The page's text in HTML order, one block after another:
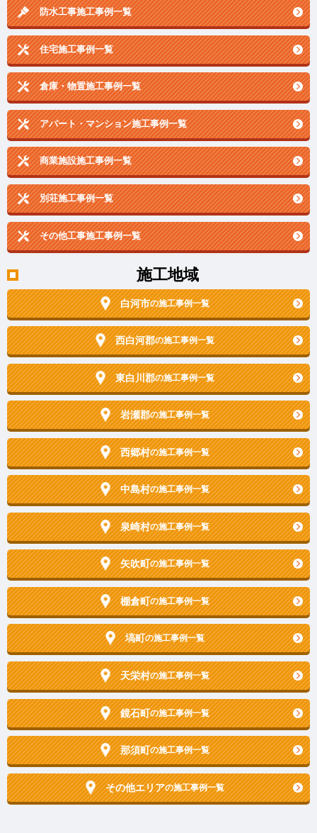
防水工事施工事例一覧
住宅施工事例一覧
倉庫・物置施工事例一覧
アパート・マンション施工事例一覧
商業施設施工事例一覧
別荘施工事例一覧
その他工事施工事例一覧
施工地域
白河市の施工事例一覧
西白河郡の施工事例一覧
東白川郡の施工事例一覧
岩瀬郡の施工事例一覧
西郷村の施工事例一覧
中島村の施工事例一覧
泉崎村の施工事例一覧
矢吹町の施工事例一覧
棚倉町の施工事例一覧
塙町の施工事例一覧
天栄村の施工事例一覧
鏡石町の施工事例一覧
那須町の施工事例一覧
その他エリアの施工事例一覧